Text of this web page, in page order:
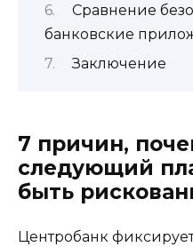
Сравнение
банковские
Заключение
7 причин,
следующий
быть
Центробанк